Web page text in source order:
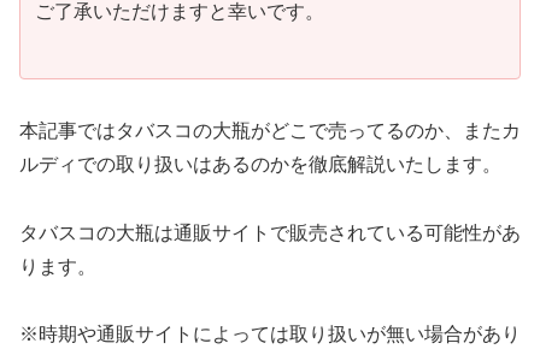
ご了承いただけますと幸いです。
本記事ではタバスコの大瓶がどこで売ってるのか、またカ
ルディでの取り扱いはあるのかを徹底解説いたします。
タバスコの大瓶は通販サイトで販売されている可能性があ
ります。
※時期や通販サイトによっては取り扱いが無い場合があり